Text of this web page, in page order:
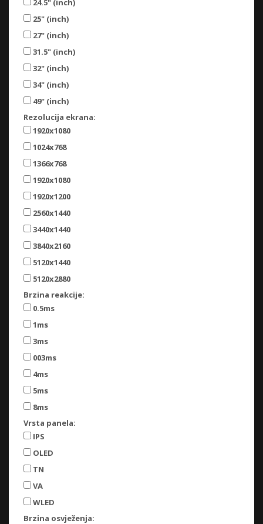
24.5" (inch)
25" (inch)
27" (inch)
31.5" (inch)
32" (inch)
34" (inch)
49" (inch)
Rezolucija ekrana:
1920x1080
1024x768
1366x768
1920x1080
1920x1200
2560x1440
3440x1440
3840x2160
5120x1440
5120x2880
Brzina reakcije:
0.5ms
1ms
3ms
003ms
4ms
5ms
8ms
Vrsta panela:
IPS
OLED
TN
VA
WLED
Brzina osvježenja: